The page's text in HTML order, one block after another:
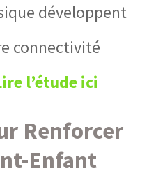
développent
connectivité
l’étude ici
Renforcer
Enfant